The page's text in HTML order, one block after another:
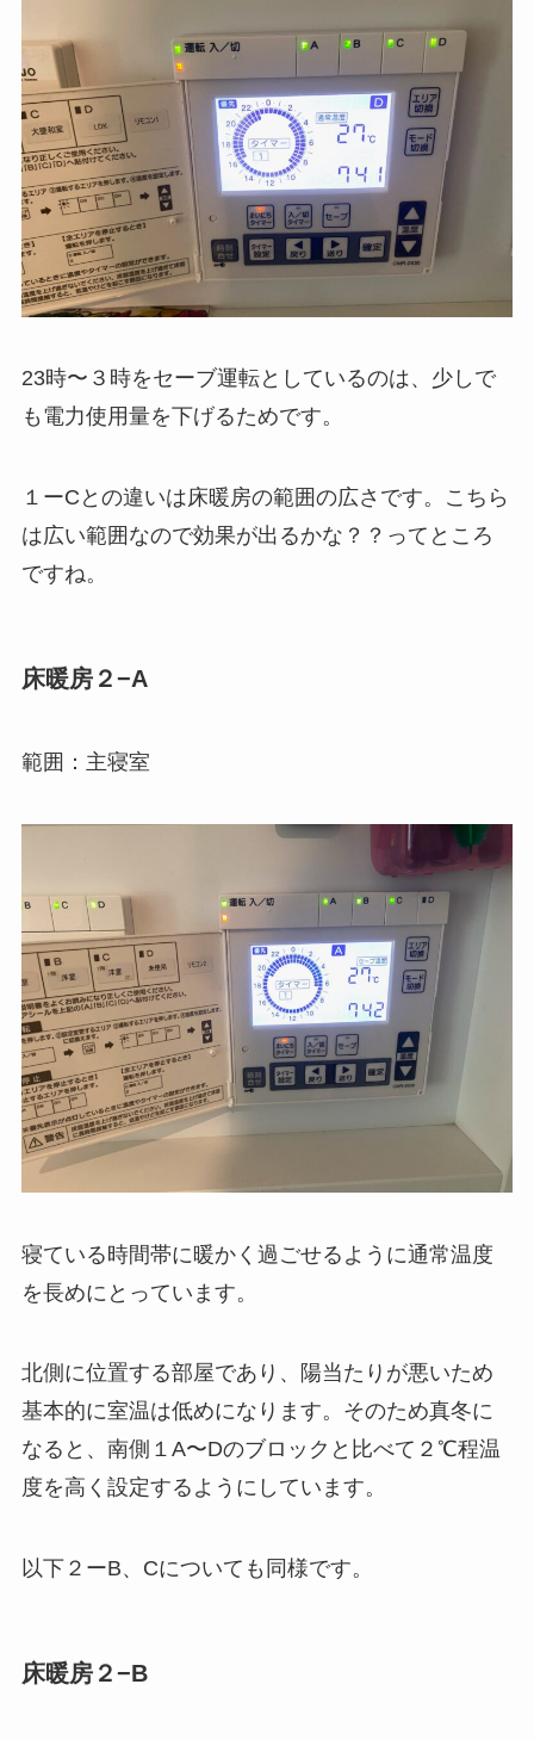
23時〜３時をセーブ運転としているのは、少しで
も電力使用量を下げるためです。
１ーCとの違いは床暖房の範囲の広さです。こちら
は広い範囲なので効果が出るかな？？ってところ
ですね。
床暖房２−A
範囲：主寝室
寝ている時間帯に暖かく過ごせるように通常温度
を長めにとっています。
北側に位置する部屋であり、陽当たりが悪いため
基本的に室温は低めになります。そのため真冬に
なると、南側１A〜Dのブロックと比べて２℃程温
度を高く設定するようにしています。
以下２ーB、Cについても同様です。
床暖房２−B